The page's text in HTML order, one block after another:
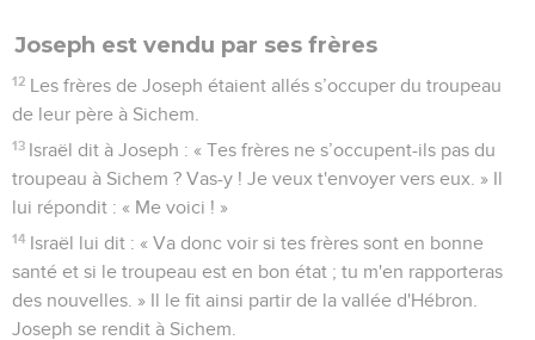
Joseph est vendu par ses frères
12 Les frères de Joseph étaient allés s’occuper du troupeau
de leur père à Sichem.
13 Israël dit à Joseph : « Tes frères ne s’occupent-ils pas du
troupeau à Sichem ? Vas-y ! Je veux t'envoyer vers eux. » Il
lui répondit : « Me voici ! »
14 Israël lui dit : « Va donc voir si tes frères sont en bonne
santé et si le troupeau est en bon état ; tu m'en rapporteras
des nouvelles. » Il le fit ainsi partir de la vallée d'Hébron.
Joseph se rendit à Sichem.